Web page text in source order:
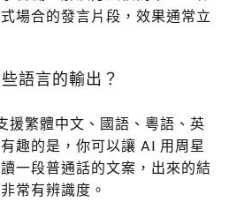
場合的發言片段，效果通常立
語言的輸出？
繁體中文、國語、粵語、英
趣的是，你可以讓 AI 用周星
一段普通話的文案，出來的結
常有辨識度。